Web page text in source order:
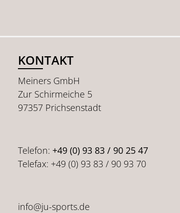
KONTAKT
Meiners GmbH
Zur Schirmeiche 5
97357 Prichsenstadt
Telefon: +49 (0) 93 83 / 90 25 47
Telefax: +49 (0) 93 83 / 90 93 70
info@ju-sports.de